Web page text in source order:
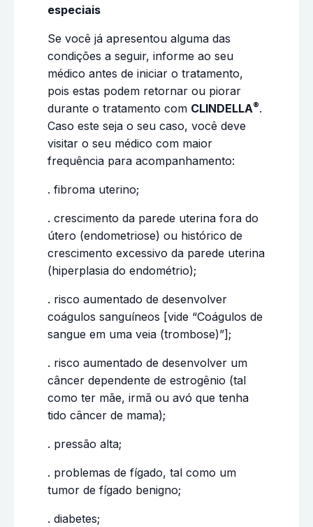
especiais
Se você já apresentou alguma das
condições a seguir, informe ao seu
médico antes de iniciar o tratamento,
pois estas podem retornar ou piorar
durante o tratamento com CLINDELLA®.
Caso este seja o seu caso, você deve
visitar o seu médico com maior
frequência para acompanhamento:
. fibroma uterino;
. crescimento da parede uterina fora do
útero (endometriose) ou histórico de
crescimento excessivo da parede uterina
(hiperplasia do endométrio);
. risco aumentado de desenvolver
coágulos sanguíneos [vide “Coágulos de
sangue em uma veia (trombose)”];
. risco aumentado de desenvolver um
câncer dependente de estrogênio (tal
como ter mãe, irmã ou avó que tenha
tido câncer de mama);
. pressão alta;
. problemas de fígado, tal como um
tumor de fígado benigno;
. diabetes;